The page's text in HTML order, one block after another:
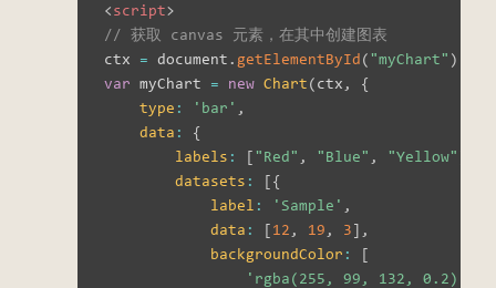
<script>
// 获取 canvas 元素，在其中创建图表
ctx = document . getElementById("myChart" )
var myChart = new Chart(ctx ,
{
type : 'bar' ,
data :
{
labels : ["Red" , "Blue" , "Yellow"
datasets : [{
label : 'Sample' ,
data : [12 , 19 , 3] ,
backgroundColor :
[
'rgba(255, 99, 132, 0.2)'